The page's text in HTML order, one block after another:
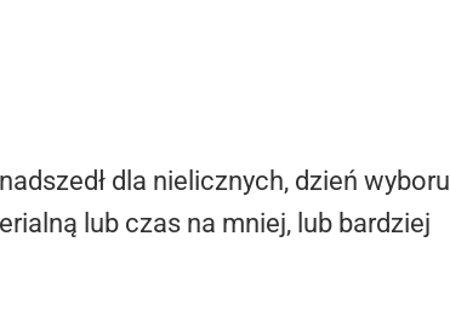
dla nielicznych, dzień wyboru
lub czas na mniej, lub bardziej